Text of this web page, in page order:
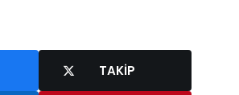
TAKIP